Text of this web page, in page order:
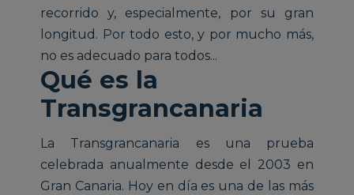
recorrido y, especialmente, por su gran
longitud. Por todo esto, y por mucho más,
no es adecuado para todos...
Qué es la
Transgrancanaria
La Transgrancanaria es una prueba
celebrada anualmente desde el 2003 en
Gran Canaria. Hoy en día es una de las más